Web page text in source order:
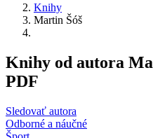
Knihy
Martin Šóš
Knihy od autora
PDF
Sledovať autora
Odborné a náučné